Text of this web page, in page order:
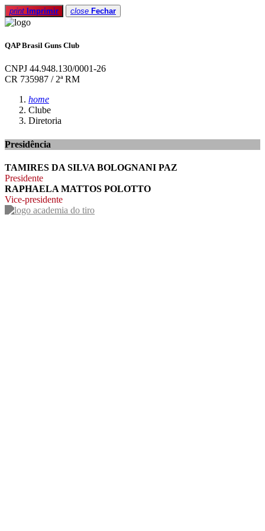
print Imprimir close Fechar
QAP Brasil Guns Club
CNPJ 44.948.130/0001-26
CR 735987 / 2ª RM
home
Clube
Diretoria
Presidência
TAMIRES DA SILVA BOLOGNANI PAZ
Presidente
RAPHAELA MATTOS POLOTTO
Vice-presidente